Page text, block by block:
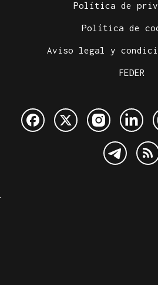
Política de
Política de
Aviso legal y
FEDER